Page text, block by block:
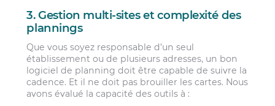
3. Gestion multi-sites et complexité des
plannings
Que vous soyez responsable d’un seul
établissement ou de plusieurs adresses, un bon
logiciel de planning doit être capable de suivre la
cadence. Et il ne doit pas brouiller les cartes. Nous
avons évalué la capacité des outils à :